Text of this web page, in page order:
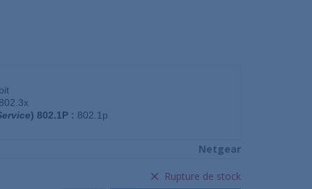
802.3x
) 802.1P : 802.1p
Netgear
Rupture de stock